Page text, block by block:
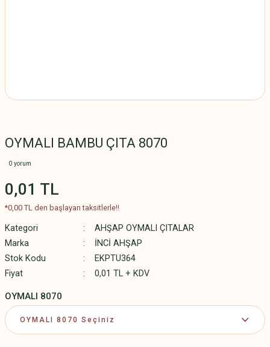
OYMALI BAMBU ÇITA 8070
0 yorum
0,01 TL
*0,00 TL den başlayan taksitlerle!!
Kategori
AHŞAP OYMALI ÇITALAR
Marka
İNCİ AHŞAP
Stok Kodu
EKPTU364
Fiyat
0,01 TL + KDV
OYMALI 8070